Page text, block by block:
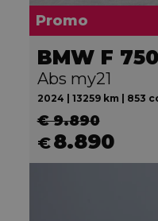
Promo
BMW F
Abs my21
2024 | 13259 km | 853
€ 9.890
€8.890